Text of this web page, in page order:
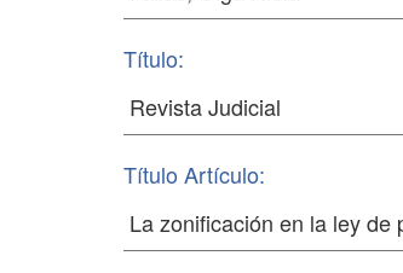
Título:
Título Artículo: